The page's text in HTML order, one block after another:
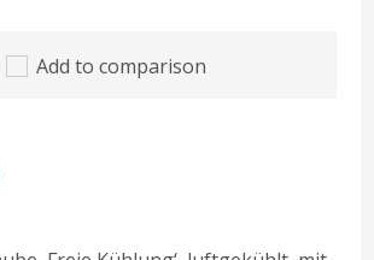
Add to comparison